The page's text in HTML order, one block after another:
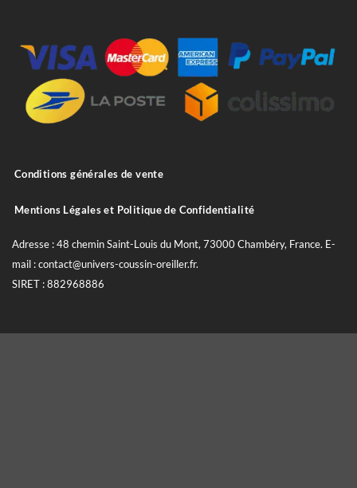
Conditions générales de vente
Mentions Légales et Politique de Confidentialité
Adresse : 48 chemin Saint-Louis du Mont, 73000 Chambéry, France. E-
mail : contact@univers-coussin-oreiller.fr.
SIRET : 882968886